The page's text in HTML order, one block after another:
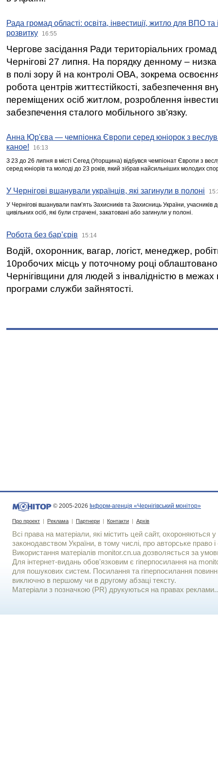
Рада громад області: освіта, інвестиції, житло для ВПО
розвитку
16:55
Чергове засідання Ради територіальних громад
Чернігові 27 липня. На порядку денному –
в полі зору й на контролі ОВА, зокрема освоєння
робота центрів життєстійкості, забезпечення
переміщених осіб житлом, розроблення
забезпечення сталого мобільного зв’язку.
Анна Юр'єва — чемпіонка Європи серед юніорок з
каное!
16:13
З 23 до 26 липня в місті Сегед (Угорщина) відбувся чемпіонат Європи з
серед юніорів та молоді до 23 років, який зібрав найсильніших молодих
У Чернігові вшанували українців, які загинули в полоні
У Чернігові вшанували пам’ять Захисників та Захисниць України,
цивільних осіб, які були страчені, закатовані або загинули у полоні.
Робота без бар’єрів 15:14
Водій, охоронник, вагар, логіст, менеджер,
10робочих місць у поточному році
Чернігівщини для людей з інвалідністю в межах
програми служби зайнятості.
© 2005-2026 Інформ-агенція «Чернігівський монітор»
Про проект | Реклама | Партнери | Контакти | Архів
Всі права на матеріали, які містить цей сайт, охороняються у
законодавством України, в тому числі, про авторське право і
Використання матерiалiв monitor.cn.ua дозволяється за
Для iнтернет-видань обов'язковим є гiперпосилання на
для пошукових систем. Посилання та гіперпосилання
виключно в першому чи в другому абзаці тексту.
Матеріали з позначкою (PR) друкуються на правах реклами..